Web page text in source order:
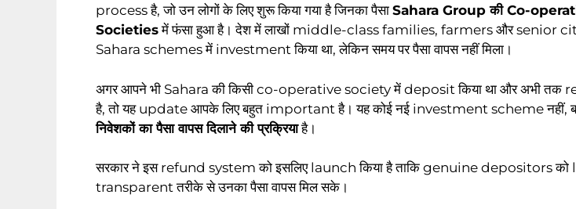
process है, जो उन लोगों के लिए शुरू किया गया है जिनका पैसा Sahara Group की Co-
Societiesमें फंसा हुआ है। देश में लाखों middle-class families, farmers और senior
Sahara schemes में investment किया था, लेकिन समय पर पैसा वापस नहीं मिला।
अगर आपने भी Sahara की किसी co-operative society में deposit किया था और अभी तक
है, तो यह update आपके लिए बहुत important है। यह कोई नई investment scheme नहीं,
निवेशकों का पैसा वापस दिलाने की प्रक्रियाहै।
सरकार ने इस refund system को इसलिए launch किया है ताकि genuine depositors
transparent तरीके से उनका पैसा वापस मिल सके।